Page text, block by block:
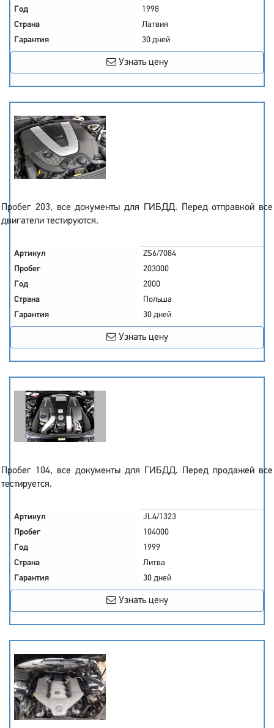
Год
1998
Страна
Латвия
Гарантия
30 дней
Узнать цену
Пробег 203, все документы для ГИБДД. Перед отправкой все
двигатели тестируются.
Артикул
ZS6/7084
Пробег
203000
Год
2000
Страна
Польша
Гарантия
30 дней
Узнать цену
Пробег 104, все документы для ГИБДД. Перед продажей все
тестируется.
Артикул
JL4/1323
Пробег
104000
Год
1999
Страна
Литва
Гарантия
30 дней
Узнать цену